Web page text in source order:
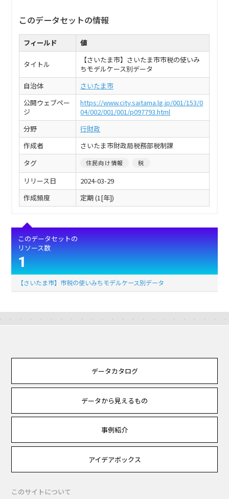
このデータセットの情報
フィールド 値
タイトル
【さいたま市】さいたま市市税の使いみ
ちモデルケース別データ
自治体
さいたま市
公開ウェブペー
ジ
https://www.city.saitama.lg.jp/001/153/0
04/002/001/001/p097793.html
分野
行財政
作成者
さいたま市財政局税務部税制課
タグ
住民向け情報 税
リリース日
2024-03-29
作成頻度
定期 (1[年])
このデータセットの
リソース数
1
【さいたま市】市税の使いみちモデルケース別データ
データカタログ
データから見えるもの
事例紹介
アイデアボックス
このサイトについて